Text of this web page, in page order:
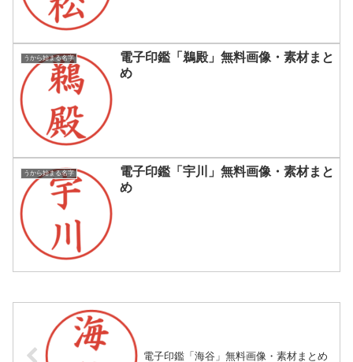
うから始まる名字
電子印鑑「鵜殿」無料画像・素材まと
め
うから始まる名字
電子印鑑「宇川」無料画像・素材まと
め
電子印鑑「海谷」無料画像・素材まとめ